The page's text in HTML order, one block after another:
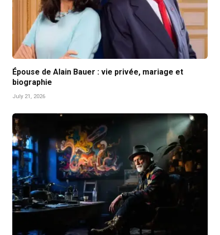
Épouse de Alain Bauer : vie privée, mariage et
biographie
July 21, 2026